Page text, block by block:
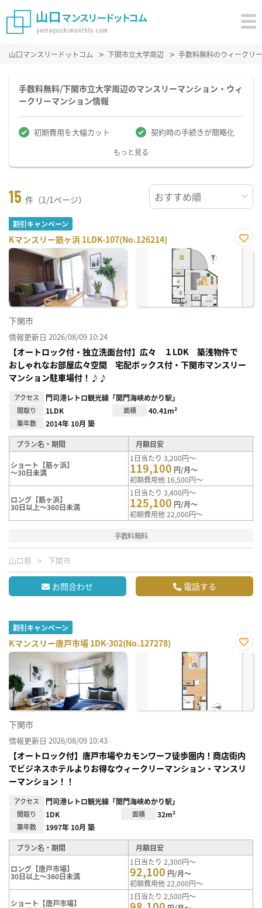
山口マンスリードットコム 下関市立大学周辺 手数料無料のウィークリ
手数料無料/下関市立大学周辺のマンスリーマンション・ウィ
ークリーマンション情報
初期費用を大幅カット 契約時の手続きが簡略化
もっと見る
15 件（1/1ページ）
割引キャンペーン
Kマンスリー筋ヶ浜 1LDK-107(No.126214)
お気
下関市
情報更新日 2026/08/09 10:24
【オートロック付・独立洗面台付】広々 １LDK 築浅物件で
おしゃれなお部屋広々空間 宅配ボックス付・下関市マンスリー
マンション駐車場付！♪♪
アクセス 門司港レトロ観光線「関門海峡めかり駅」
間取り 1LDK 面積 40.41m²
築年数 2014年 10月 築
プラン名・期間 月額目安
ショート【筋ヶ浜】
～30日未満
1日当たり 3,200円～
119,100 円/月～
初期費用他 16,500円～
ロング【筋ヶ浜】
30日以上～360日未満
1日当たり 3,400円～
125,100 円/月～
初期費用他 22,000円～
手数料無料
山口県 下関市
お問合わせ 電話する
割引キャンペーン
Kマンスリー唐戸市場 1DK-302(No.127278)
お気
下関市
情報更新日 2026/08/09 10:43
【オートロック付】唐戸市場やカモンワーフ徒歩圏内！商店街内
でビジネスホテルよりお得なウィークリーマンション・マンスリ
ーマンション！！
アクセス 門司港レトロ観光線「関門海峡めかり駅」
間取り 1DK 面積 32m²
築年数 1997年 10月 築
プラン名・期間 月額目安
ロング【唐戸市場】
30日以上～360日未満
1日当たり 2,300円～
92,100 円/月～
初期費用他 22,000円～
ショート【唐戸市場】
1日当たり 2,500円～